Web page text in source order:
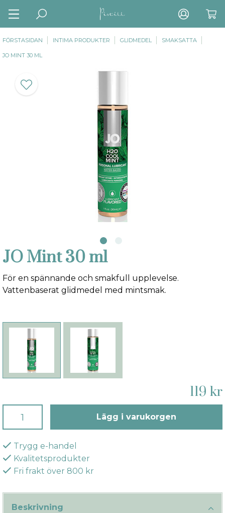
FÖRSTASIDAN INTIMA PRODUKTER GLIDMEDEL SMAKSATTA
JO MINT 30 ML
JO Mint 30 ml
För en spännande och smakfull upplevelse.
Vattenbaserat glidmedel med mintsmak.
119 kr
Lägg i varukorgen
Trygg e-handel
Kvalitetsprodukter
Fri frakt över 800 kr
Beskrivning